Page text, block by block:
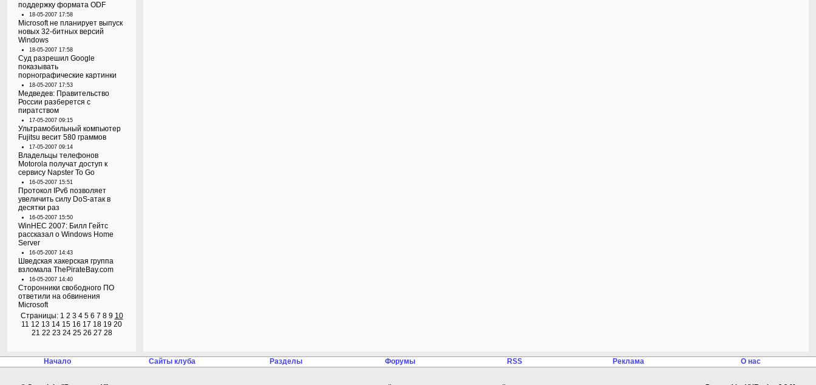
поддержку формата ODF
18-05-2007 17:58
Microsoft не планирует выпуск
новых 32-битных версий
Windows
18-05-2007 17:58
Суд разрешил Google
показывать
порнографические картинки
18-05-2007 17:53
Медведев: Правительство
России разберется с
пиратством
17-05-2007 09:15
Ультрамобильный компьютер
Fujitsu весит 580 граммов
17-05-2007 09:14
Владельцы телефонов
Motorola получат доступ к
сервису Napster To Go
16-05-2007 15:51
Протокол IPv6 позволяет
увеличить силу DoS-атак в
десятки раз
16-05-2007 15:50
WinHEC 2007: Билл Гейтс
рассказал о Windows Home
Server
16-05-2007 14:43
Шведская хакерская группа
взломала ThePirateBay.com
16-05-2007 14:40
Сторонники свободного ПО
ответили на обвинения
Microsoft
Страницы: 1 2 3 4 5 6 7 8 9 10
11 12 13 14 15 16 17 18 19 20
21 22 23 24 25 26 27 28
Начало Сайты клуба Разделы Форумы RSS Реклама О нас